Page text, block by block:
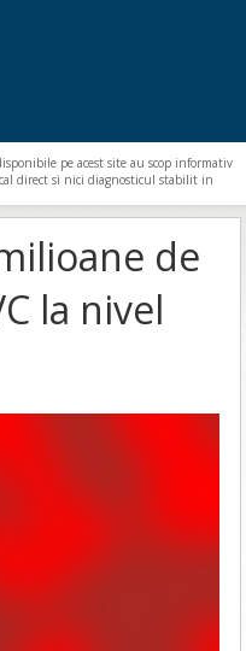
pe acest site au scop informativ
direct si nici diagnosticul stabilit in
de
la nivel